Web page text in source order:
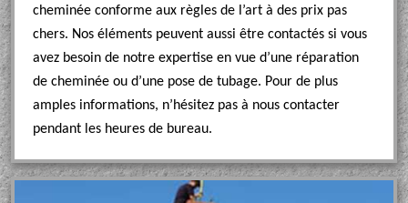
cheminée conforme aux règles de l’art à des prix pas
chers. Nos éléments peuvent aussi être contactés si vous
avez besoin de notre expertise en vue d’une réparation
de cheminée ou d’une pose de tubage. Pour de plus
amples informations, n’hésitez pas à nous contacter
pendant les heures de bureau.